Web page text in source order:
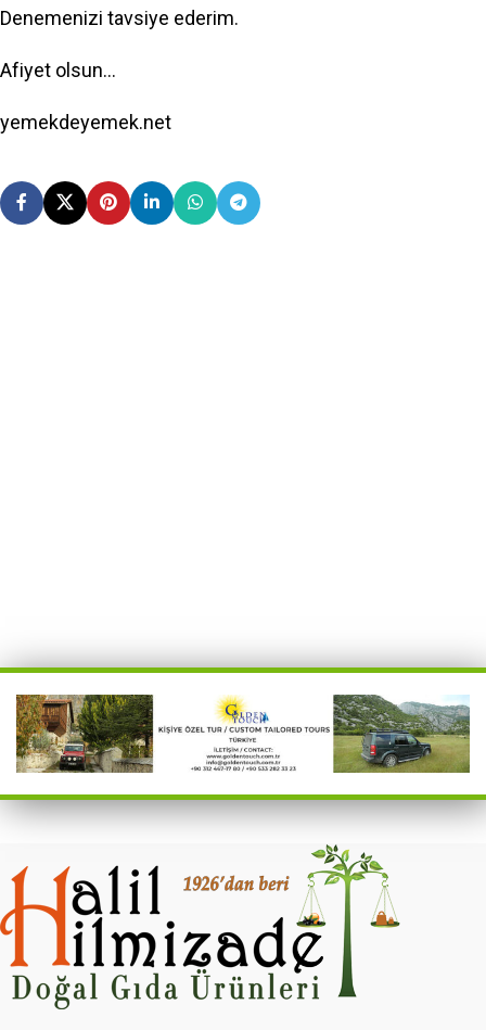
Denemenizi tavsiye ederim.
Afiyet olsun…
yemekdeyemek.net